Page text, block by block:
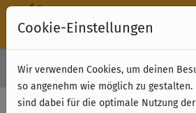
Kostenloser Versand & Retoure ab 49 €
Cookie-Einstellungen
Wir verwenden Cookies, um deinen
so angenehm wie möglich zu gestalten.
sind dabei für die optimale Nutzung